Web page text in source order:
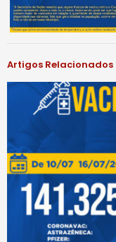
Artigos Relacionados